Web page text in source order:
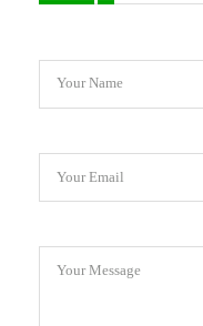
Your Name
Your Email
Your Message